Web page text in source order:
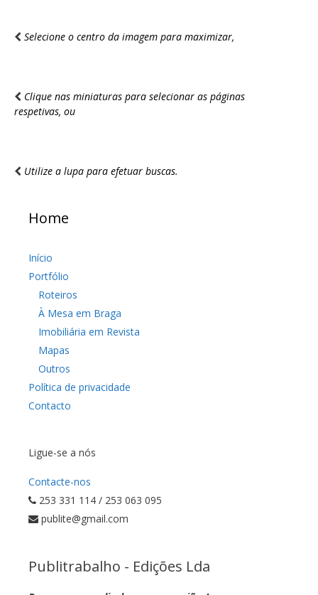
Selecione o centro da imagem para maximizar,
Clique nas miniaturas para selecionar as páginas
respetivas, ou
Utilize a lupa para efetuar buscas.
Home
Início
Portfólio
Roteiros
À Mesa em Braga
Imobiliária em Revista
Mapas
Outros
Política de privacidade
Contacto
Ligue-se a nós
Contacte-nos
253 331 114 / 253 063 095
publite@gmail.com
Publitrabalho - Edições Lda